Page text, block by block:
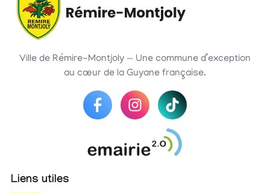
Ville de Rémire-Montjoly — Une commune d’exception
au cœur de la Guyane française.
Liens utiles